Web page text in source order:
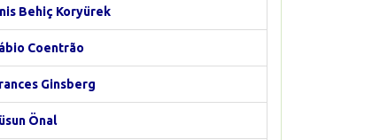
Behiç Koryürek
Coentrão
Ginsberg
Önal